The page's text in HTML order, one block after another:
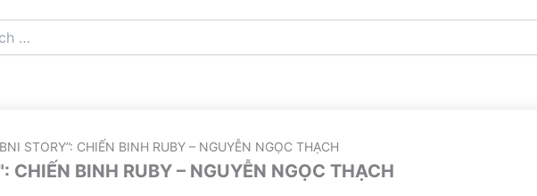
STORY”: CHIẾN BINH RUBY – NGUYỄN NGỌC THẠCH
CHIẾN BINH RUBY – NGUYỄN NGỌC THẠCH